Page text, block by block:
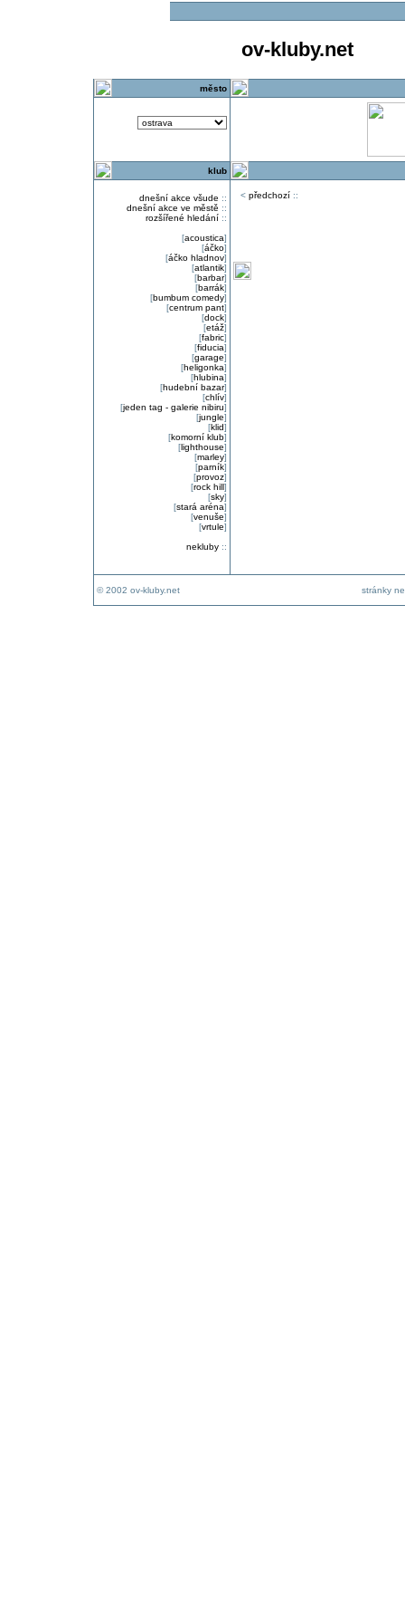
ov-kluby.net
město
klub
dnešní akce všude ::
dnešní akce ve městě ::
rozšířené hledání::
[acoustica]
[áčko]
[áčko hladnov]
[atlantik]
[barbar]
[barrák]
[bumbum comedy]
[centrum pant]
[dock]
[etáž]
[fabric]
[fiducia]
[garage]
[heligonka]
[hlubina]
[hudební bazar]
[chlív]
[jeden tag - galerie nibiru]
[jungle]
[klid]
[komorní klub]
[lighthouse]
[marley]
[parník]
[provoz]
[rock hill]
[sky]
[stará aréna]
[venuše]
[vrtule]
nekluby::
< předchozí::
© 2002 ov-kluby.net stránky